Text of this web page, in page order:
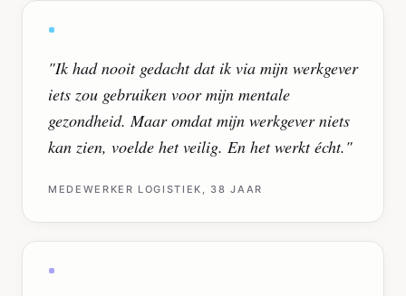
"Ik had nooit gedacht dat ik via mijn werkgever
iets zou gebruiken voor mijn mentale
gezondheid. Maar omdat mijn werkgever niets
kan zien, voelde het veilig. En het werkt écht."
MEDEWERKER LOGISTIEK, 38 JAAR